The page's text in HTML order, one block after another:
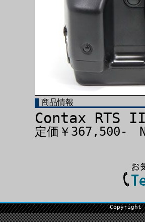
商品情報
Contax RTS
定価￥367,500-
Copyright